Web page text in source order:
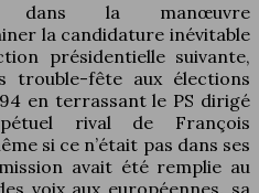
dans la manœuvre
la candidature inévitable
présidentielle suivante,
trouble-fête aux élections
en terrassant le PS dirigé
rival de François
si ce n’était pas dans ses
avait été remplie au